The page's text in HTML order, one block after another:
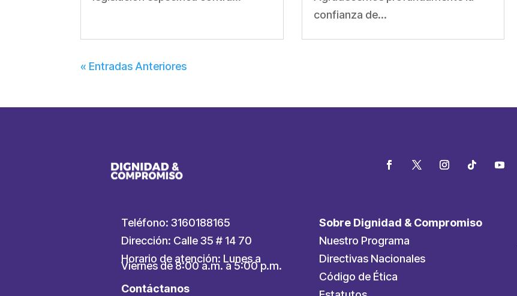
confianza de...
« Entradas Anteriores
Teléfono: 3160188165
Dirección: Calle 35 # 14 70
Horario de atención: Lunes a
Viernes de 8:00 a.m. a 5:00 p.m.
Contáctanos
Sobre Dignidad & Compromiso
Nuestro Programa
Directivas Nacionales
Código de Ética